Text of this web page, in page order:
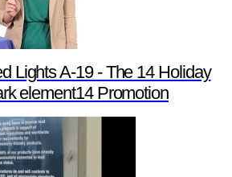
Lights A-19 - The 14 Holiday
element14 Promotion